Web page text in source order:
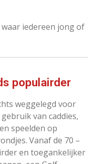
iedereen jong of
populairder
weggelegd voor
van caddies,
speelden op
Vanaf de 70 –
en toegankelijker